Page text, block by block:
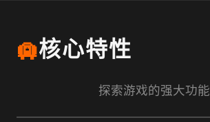
🛄核心特性
探索游戏的强大功能